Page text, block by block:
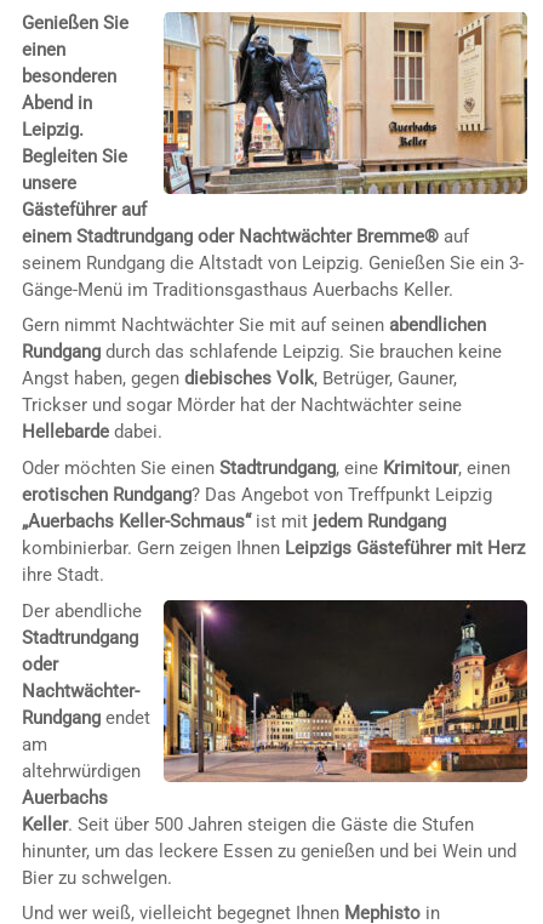
Genießen Sie
einen
besonderen
Abend in
Leipzig.
Begleiten Sie
unsere
Gästeführer auf
einem Stadtrundgang oder Nachtwächter Bremme®auf
seinem Rundgang die Altstadt von Leipzig. Genießen Sie ein 3-
Gänge-Menü im Traditionsgasthaus Auerbachs Keller.
Gern nimmt Nachtwächter Sie mit auf seinen abendlichen
Rundgangdurch das schlafende Leipzig. Sie brauchen keine
Angst haben, gegen diebisches Volk, Betrüger, Gauner,
Trickser und sogar Mörder hat der Nachtwächter seine
Hellebardedabei.
Oder möchten Sie einen Stadtrundgang, eine Krimitour, einen
erotischen Rundgang? Das Angebot von Treffpunkt Leipzig
„Auerbachs Keller-Schmaus“ist mit jedem Rundgang
kombinierbar. Gern zeigen Ihnen Leipzigs Gästeführer mit Herz
ihre Stadt.
Der abendliche
Stadtrundgang
oder
Nachtwächter-
Rundgangendet
am
altehrwürdigen
Auerbachs
Keller. Seit über 500 Jahren steigen die Gäste die Stufen
hinunter, um das leckere Essen zu genießen und bei Wein und
Bier zu schwelgen.
Und wer weiß, vielleicht begegnet Ihnen Mephistoin